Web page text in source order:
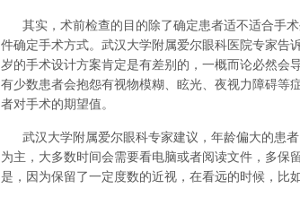
其实，术前检查的目的除了确定患者适不适合手
件确定手术方式。武汉大学附属爱尔眼科医院专家告
岁的手术设计方案肯定是有差别的，一概而论必然会
有少数患者会抱怨有视物模糊、眩光、夜视力障碍等
者对手术的期望值。
武汉大学附属爱尔眼科专家建议，年龄偏大的患
为主，大多数时间会需要看电脑或者阅读文件，多保
是，因为保留了一定度数的近视，在看远的时候，比